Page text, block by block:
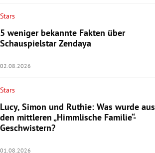
Stars
5 weniger bekannte Fakten über
Schauspielstar Zendaya
02.08.2026
Stars
Lucy, Simon und Ruthie: Was wurde aus
den mittleren „Himmlische Familie“-
Geschwistern?
01.08.2026